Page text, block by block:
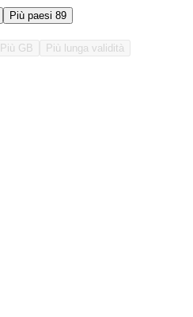
Più paesi 89
Più GB Più lunga validità